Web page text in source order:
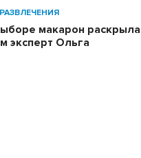
РАЗВЛЕЧЕНИЯ
макарон раскрыла
эксперт Ольга